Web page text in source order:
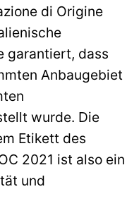
di Origine
garantiert, dass
Anbaugebiet
wurde. Die
Etikett des
2021 ist also ein
und